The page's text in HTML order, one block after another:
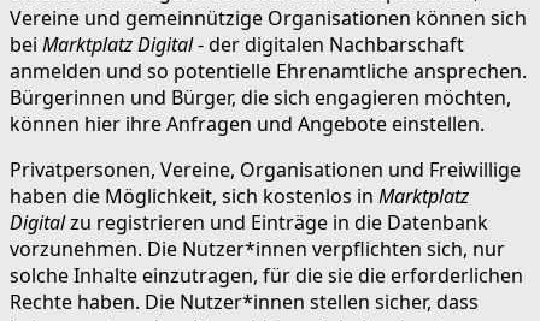
Vereine und gemeinnützige Organisationen können sich
bei Marktplatz Digital- der digitalen Nachbarschaft
anmelden und so potentielle Ehrenamtliche ansprechen.
Bürgerinnen und Bürger, die sich engagieren möchten,
können hier ihre Anfragen und Angebote einstellen.
Privatpersonen, Vereine, Organisationen und Freiwillige
haben die Möglichkeit, sich kostenlos in Marktplatz
Digitalzu registrieren und Einträge in die Datenbank
vorzunehmen. Die Nutzer*innen verpflichten sich, nur
solche Inhalte einzutragen, für die sie die erforderlichen
Rechte haben. Die Nutzer*innen stellen sicher, dass